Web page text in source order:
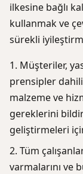
ilkesine bağlı
kullanmak ve
sürekli
Müşteriler,
prensipler
malzeme ve
gereklerini
geliştirmeleri
Tüm
varmalarını ve